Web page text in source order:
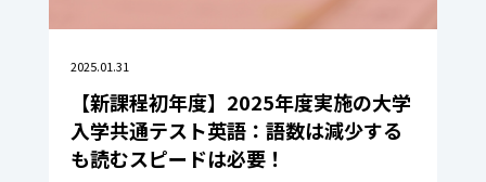
2025.01.31
【新課程初年度】2025年度実施の大学
入学共通テスト英語：語数は減少する
も読むスピードは必要！